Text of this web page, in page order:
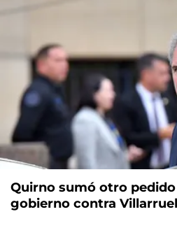
Quirno sumó otro
gobierno contra Villarruel